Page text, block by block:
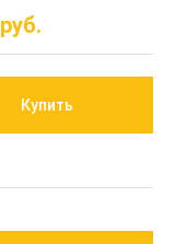
Купить